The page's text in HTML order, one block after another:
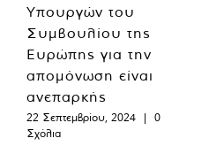
Υπουργών του
Συμβουλίου της
Ευρώπης για την
απομόνωση είναι
ανεπαρκής
22 Σεπτεμβρίου, 2024 |
0
Σχόλια